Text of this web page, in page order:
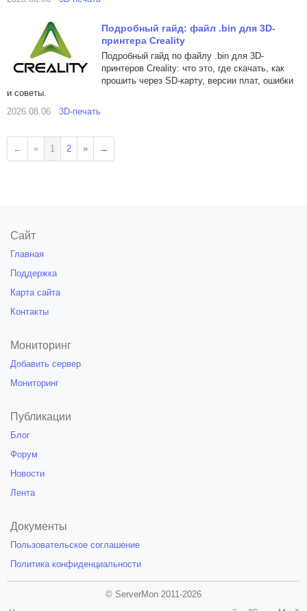
Подробный гайд: файл .bin для 3D-
принтера Creality
Подробный гайд по файлу .bin для 3D-
принтеров Creality: что это, где скачать, как
прошить через SD-карту, версии плат, ошибки
и советы.
2026.08.06
3D-печать
← « 1 2 » →
Сайт
Главная
Поддержка
Карта сайта
Контакты
Мониторинг
Добавить сервер
Мониторинг
Публикации
Блог
Форум
Новости
Лента
Документы
Пользовательское соглашение
Политика конфиденциальности
© ServerMon 2011-2026